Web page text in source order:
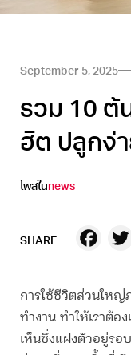
September 5, 2025
รวม 10 ต้
ฮิต ปลูกง่
โพสในnews
SHARE
การใช้ชีวิตส่วนใหญ่
ทำงาน ทำให้เราต้อ
เห็นซึ่งแฝงตัวอยู่รอ